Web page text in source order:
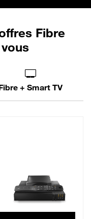
Fibre
+ Smart TV
Lite Fibre